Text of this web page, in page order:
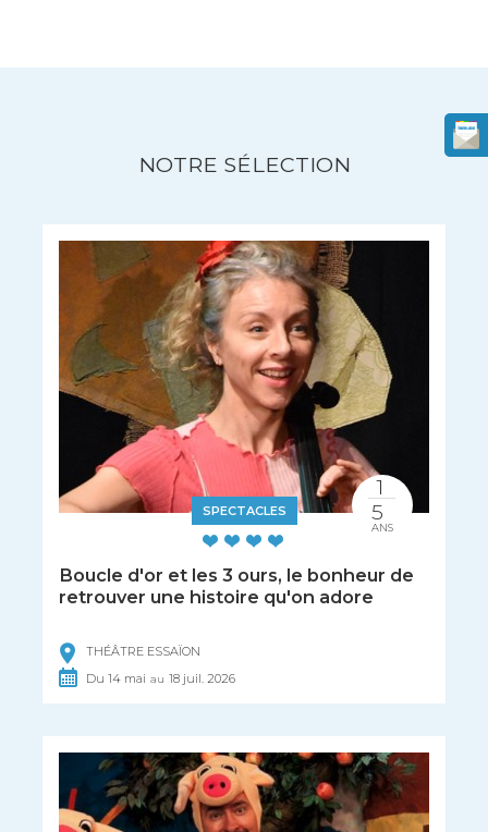
NOTRE SÉLECTION
SPECTACLES
Boucle d'or et les 3 ours, le bonheur de
retrouver une histoire qu'on adore
THÉÂTRE ESSAÏON
Du14 mai au 18 juil. 2026
1
5
ANS